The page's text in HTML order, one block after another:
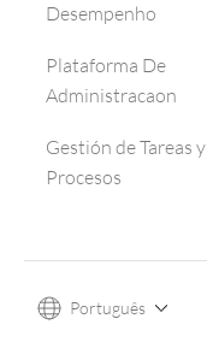
Desempenho
Plataforma De
Administracaon
Gestión de Tareas y
Procesos
Português